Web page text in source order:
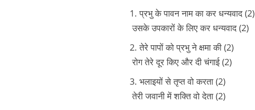
1. प्रभु के पावन नाम का कर धन्यवाद (2)
उसके उपकारों के लिए कर धन्यवाद (2)
2. तेरे पापों को प्रभु ने क्षमा की (2)
रोग तेरे दूर किए और दी चंगाई (2)
3. भलाइयों से तृप्त वो करता (2)
तेरी जवानी में शक्ति वो देता (2)